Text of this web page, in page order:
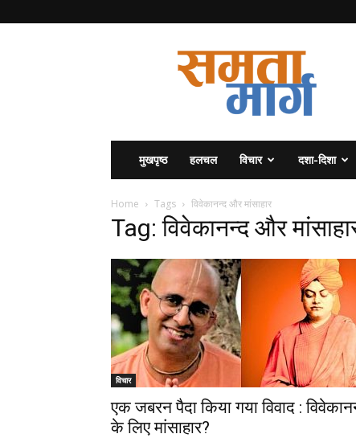
मुखपृष्ठ हलचल विचार दशा-दिशा
Home Tags विवेकानन्द और मांसाहार
Tag: विवेकानन्द और
विचार
एक जबरन पैदा किया गया विवाद :
के लिए मांसाहार?